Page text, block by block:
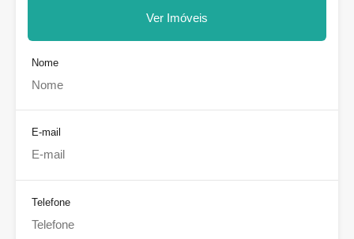
Ver Imóveis
Nome
E-mail
Telefone